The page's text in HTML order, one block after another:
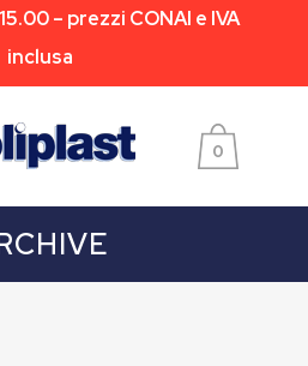
– prezzi CONAI e IVA
inclusa
0